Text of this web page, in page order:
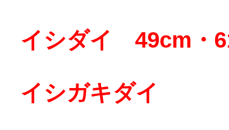
イシダイ 49cm・
イシガキダイ